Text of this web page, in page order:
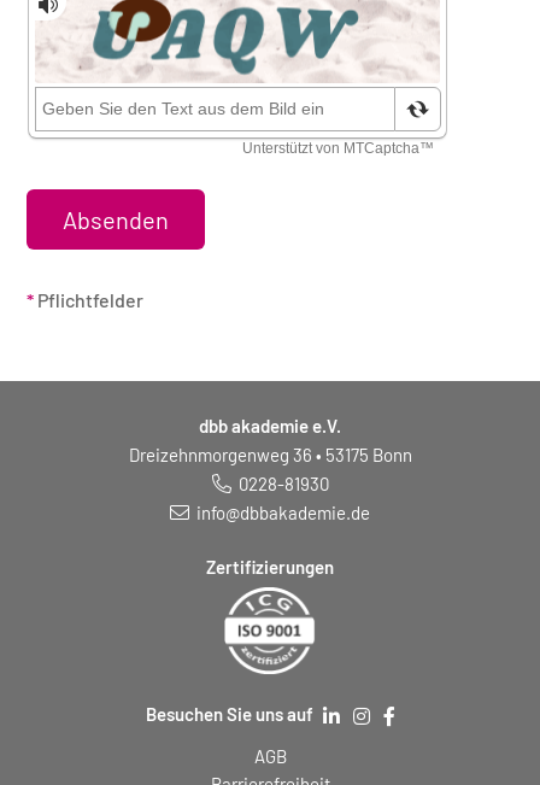
* Pflichtfelder
dbb akademie e.V.
Dreizehnmorgenweg 36 • 53175 Bonn
0228-81930
info@dbbakademie.de
Zertifizierungen
Besuchen Sie uns auf
AGB